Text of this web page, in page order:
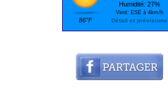
86°F
Humidité: 27%
Vent: ESE à 4km/h
Détail et prévisions